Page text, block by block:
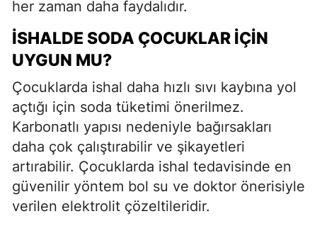
her zaman daha faydalıdır.
İSHALDE SODA ÇOCUKLAR İÇIN
UYGUN MU?
Çocuklarda ishal daha hızlı sıvı kaybına yol
açtığı için soda tüketimi önerilmez.
Karbonatlı yapısı nedeniyle bağırsakları
daha çok çalıştırabilir ve şikayetleri
artırabilir. Çocuklarda ishal tedavisinde en
güvenilir yöntem bol su ve doktor önerisiyle
verilen elektrolit çözeltileridir.